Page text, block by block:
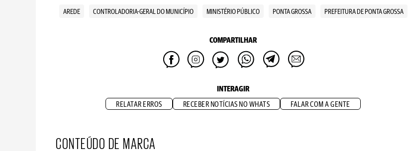
AREDE CONTROLADORIA-GERAL DO MUNICÍPIO MINISTÉRIO PÚBLICO PONTA GROSSA PREFEITURA DE PONTA GROSSA
COMPARTILHAR
INTERAGIR
RELATAR ERROS RECEBER NOTÍCIAS NO WHATS FALAR COM A GENTE
CONTEÚDO DE MARCA